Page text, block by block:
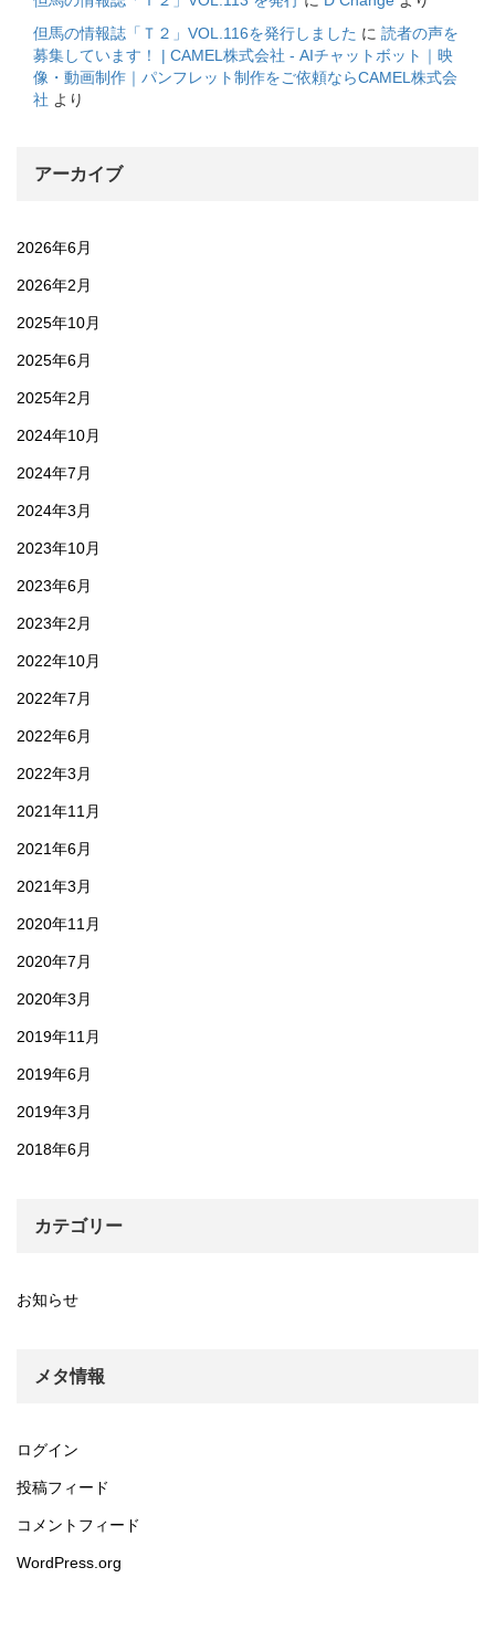
但馬の情報誌「Ｔ２」VOL.116を発行しました に 読者の声を
募集しています！ | CAMEL株式会社 - AIチャットボット｜映
像・動画制作｜パンフレット制作をご依頼ならCAMEL株式会
社 より
アーカイブ
2026年6月
2026年2月
2025年10月
2025年6月
2025年2月
2024年10月
2024年7月
2024年3月
2023年10月
2023年6月
2023年2月
2022年10月
2022年7月
2022年6月
2022年3月
2021年11月
2021年6月
2021年3月
2020年11月
2020年7月
2020年3月
2019年11月
2019年6月
2019年3月
2018年6月
カテゴリー
お知らせ
メタ情報
ログイン
投稿フィード
コメントフィード
WordPress.org